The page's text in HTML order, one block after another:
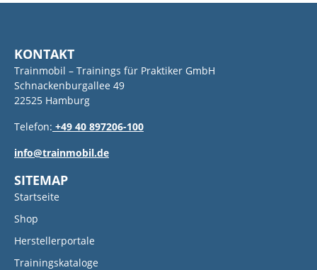
KONTAKT
Trainmobil – Trainings für Praktiker GmbH
Schnackenburgallee 49
22525 Hamburg
Telefon: +49 40 897206-100
info@trainmobil.de
SITEMAP
Startseite
Shop
Herstellerportale
Trainingskataloge